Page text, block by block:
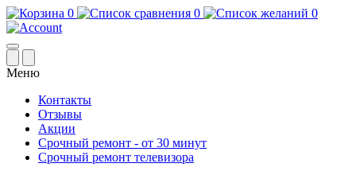
0 0 0
Меню
Контакты
Отзывы
Акции
Срочный ремонт - от 30 минут
Срочный ремонт телевизора